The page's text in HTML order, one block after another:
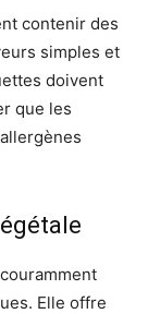
contenir des
simples et
doivent
que les
Elle offre